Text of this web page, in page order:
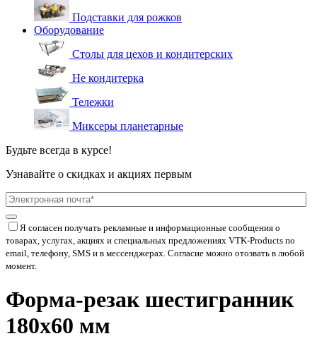
Подставки для рожков
Оборудование
Столы для цехов и кондитерских
Не кондитерка
Тележки
Миксеры планетарные
Будьте всегда в курсе!
Узнавайте о скидках и акциях первым
Я согласен получать рекламные и информационные сообщения о
товарах, услугах, акциях и специальных предложениях VTK-Products по
email, телефону, SMS и в мессенджерах. Согласие можно отозвать в любой
момент.
Форма-резак шестигранник
180х60 мм